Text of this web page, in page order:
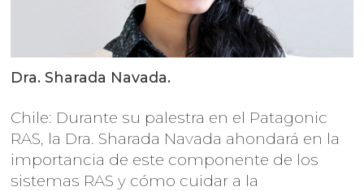
Dra. Sharada Navada.
Chile: Durante su palestra en el Patagonic
RAS, la Dra. Sharada Navada ahondará en la
importancia de este componente de los
sistemas RAS y cómo cuidar a la